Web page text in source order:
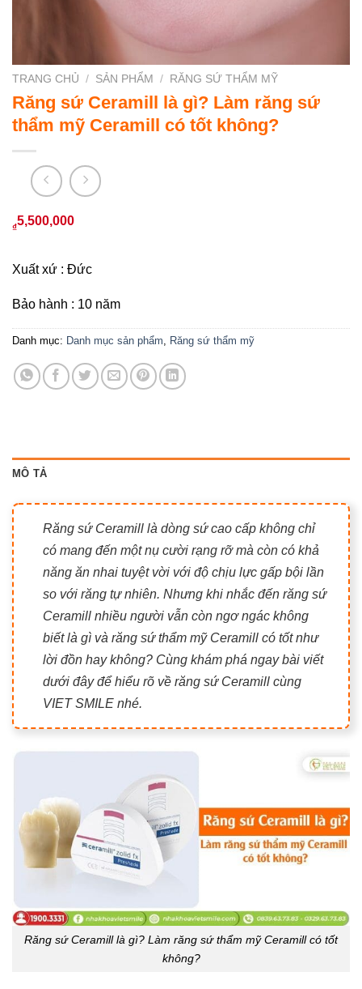
TRANG CHỦ / SẢN PHẨM / RĂNG SỨ THẨM MỸ
Răng sứ Ceramill là gì? Làm răng sứ
thẩm mỹ Ceramill có tốt không?
₫5,500,000
Xuất xứ : Đức
Bảo hành : 10 năm
Danh mục: Danh mục sản phẩm Răng sứ thẩm mỹ
MÔ TẢ
Răng sứ Ceramill là dòng sứ cao cấp không chỉ
có mang đến một nụ cười rạng rỡ mà còn có khả
năng ăn nhai tuyệt vời với độ chịu lực gấp bội lần
so với răng tự nhiên. Nhưng khi nhắc đến răng sứ
Ceramill nhiều người vẫn còn ngơ ngác không
biết là gì và răng sứ thẩm mỹ Ceramill có tốt như
lời đồn hay không? Cùng khám phá ngay bài viết
dưới đây để hiểu rõ về răng sứ Ceramill cùng
VIET SMILE nhé.
Răng sứ Ceramill là gì? Làm răng sứ thẩm mỹ Ceramill có tốt
không?